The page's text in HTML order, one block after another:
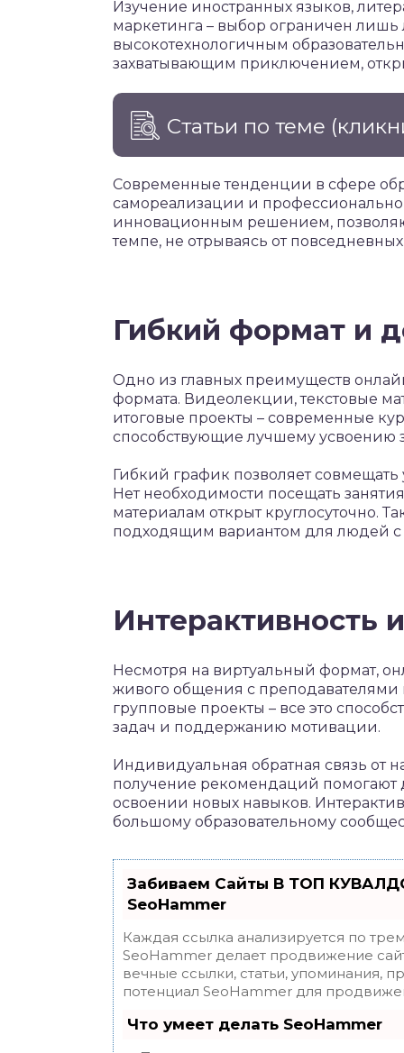
Изучение иностранных языков,
маркетинга – выбор ограничен
высокотехнологичным
захватывающим приключением,
Статьи по теме
Современные тенденции в сфере
самореализации и
инновационным решением,
темпе, не отрываясь от
Гибкий формат и
Одно из главных преимуществ
формата. Видеолекции, текстовые
итоговые проекты – современные
способствующие лучшему усвоению
Гибкий график позволяет
Нет необходимости посещать
материалам открыт круглосуточно.
подходящим вариантом для людей
Интерактивность
Несмотря на виртуальный формат,
живого общения с
групповые проекты – все это
задач и поддержанию мотивации.
Индивидуальная обратная связь от
получение рекомендаций помогают
освоении новых навыков.
большому образовательному
Забиваем Сайты В ТОП
SeoHammer
Каждая ссылка анализируется по
SeoHammer делает продвижение
вечные ссылки, статьи, упоминания,
потенциал SeoHammer для
Что умеет делать SeoHammer